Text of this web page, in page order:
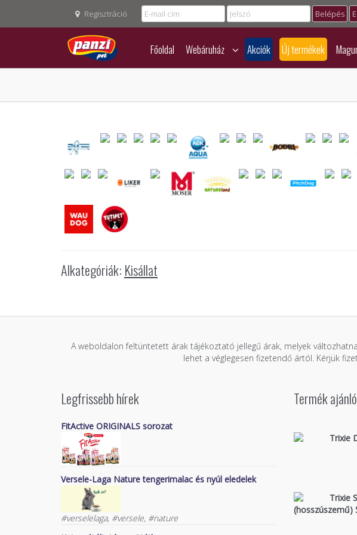
Regisztráció
Főoldal Webáruház Akciók Új termékek
Alkategóriák: Kisállat
A weboldalon feltüntetett árak tájékoztató jellegű árak, melyek
lehet a véglegesen fizetendő ártól. Kérjük
Legfrissebb hírek
FitActive ORIGINALS sorozat
Versele-Laga Nature tengerimalac és nyúl eledelek
#verselelaga, #versele, #nature
Termék ajánló
Trixie
Trixie
(hosszúszemű)